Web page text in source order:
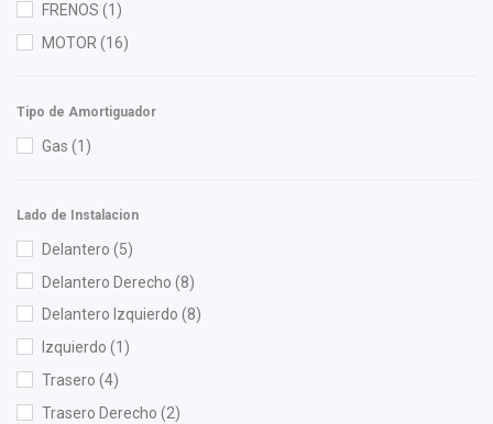
OEP (1)
Pagid(1)
Safety(2)
Shift It
SYD(2)
Tebo(2)
TomCo(1)
Totalparts(3)
Tunix(1)
Volkswagen (Original)
Yokomitsu(1)
FRENOS (1)
MOTOR(16)
Tipo de Amortiguador
Gas (1)
Lado de Instalacion
Delantero (5)
Delantero Derecho (8)
Delantero Izquierdo (8)
Izquierdo (1)
Trasero (4)
Trasero Derecho (2)